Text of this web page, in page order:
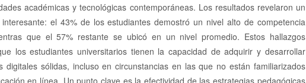
académicas y tecnológicas contemporáneas. Los resultados revelaron un
el 43% de los estudiantes demostró un nivel alto de competencia
que el 57% restante se ubicó en un nivel promedio. Estos hallazgos
los estudiantes universitarios tienen la capacidad de adquirir y desarrollar
digitales sólidas, incluso en circunstancias en las que no están familiarizados
en línea. Un punto clave es la efectividad de las estrategias pedagógicas